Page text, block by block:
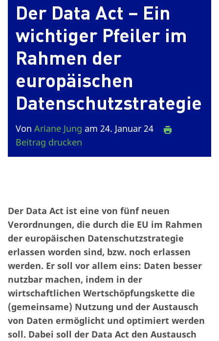
Der Data Act – Ein
wichtiger Pfeiler im
Rahmen der
europäischen
Datenschutzstrategie
Von Ariane Jung am 24. Januar 24
Beitrag drucken
Der Data Act ist eine von fünf neuen
Verordnungen, die durch die EU im Rahmen
der europäischen Datenschutzstrategie
erlassen worden sind, bzw. noch erlassen
werden. Er soll vor allem eins: Daten besser
nutzbar machen, indem in der
wirtschaftlichen Wertschöpfungskette die
(gemeinsame) Nutzung und der Austausch
von Daten ermöglicht und optimiert werden
soll. Dabei soll der Data Act den Austausch